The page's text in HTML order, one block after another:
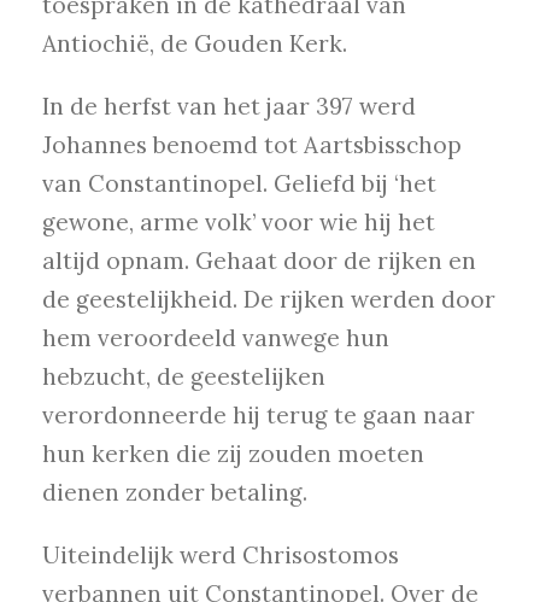
Antiochië, de Gouden Kerk.
In de herfst van het jaar 397 werd
Johannes benoemd tot Aartsbisschop
van Constantinopel. Geliefd bij ‘het
gewone, arme volk’ voor wie hij het
altijd opnam. Gehaat door de rijken en
de geestelijkheid. De rijken werden door
hem veroordeeld vanwege hun
hebzucht, de geestelijken
verordonneerde hij terug te gaan naar
hun kerken die zij zouden moeten
dienen zonder betaling.
Uiteindelijk werd Chrisostomos
verbannen uit Constantinopel. Over de